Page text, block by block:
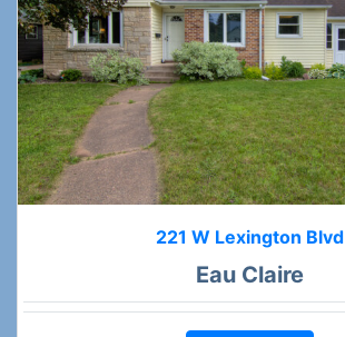
221 W Lexington Blvd
Eau Claire